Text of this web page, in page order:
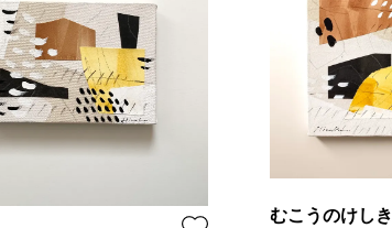
むこうのけしき